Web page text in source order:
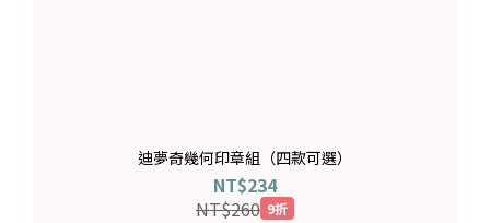
迪夢奇幾何印章組（四款可選）
NT$234
NT$260 9折